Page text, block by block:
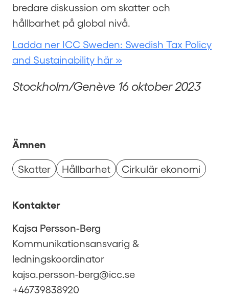
bredare diskussion om skatter och
hållbarhet på global nivå.
Ladda ner ICC Sweden: Swedish Tax Policy
and Sustainability här »
Stockholm/Genève 16 oktober 2023
Ämnen
Skatter Hållbarhet Cirkulär ekonomi
Kontakter
Kajsa Persson-Berg
Kommunikationsansvarig &
ledningskoordinator
kajsa.persson-berg@icc.se
+46739838920